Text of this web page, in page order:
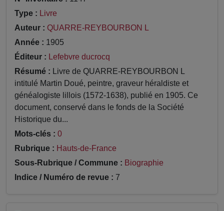
Type : Livre
Auteur : QUARRE-REYBOURBON L
Année : 1905
Éditeur : Lefebvre ducrocq
Résumé : Livre de QUARRE-REYBOURBON L
intitulé Martin Doué, peintre, graveur héraldiste et
généalogiste lillois (1572-1638), publié en 1905. Ce
document, conservé dans le fonds de la Société
Historique du...
Mots-clés : 0
Rubrique : Hauts-de-France
Sous-Rubrique / Commune : Biographie
Indice / Numéro de revue : 7